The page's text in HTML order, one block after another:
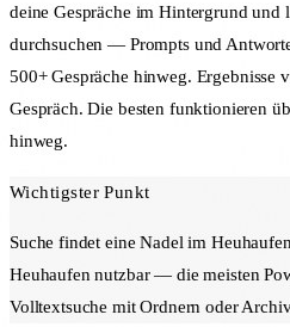
deine Gespräche im Hintergrund und
durchsuchen — Prompts und
500+ Gespräche hinweg. Ergebnisse
Gespräch. Die besten funktionieren
hinweg.
Wichtigster Punkt
Suche findet eine Nadel im
Heuhaufen nutzbar — die meisten
Volltextsuche mit Ordnern oder